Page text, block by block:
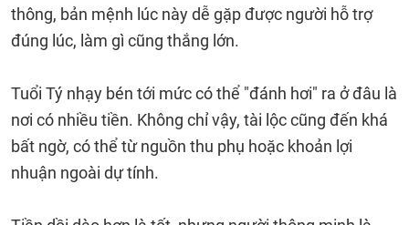
thông, bản mệnh lúc này dễ gặp được người hỗ trợ
đúng lúc, làm gì cũng thắng lớn.
Tuổi Tý nhạy bén tới mức có thể "đánh hơi" ra ở đâu là
nơi có nhiều tiền. Không chỉ vậy, tài lộc cũng đến khá
bất ngờ, có thể từ nguồn thu phụ hoặc khoản lợi
nhuận ngoài dự tính.